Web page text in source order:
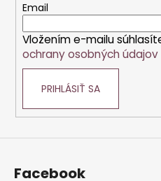
Email
Vložením e-mailu
ochrany osobných údajov
PRIHLÁSIŤ SA
Facebook